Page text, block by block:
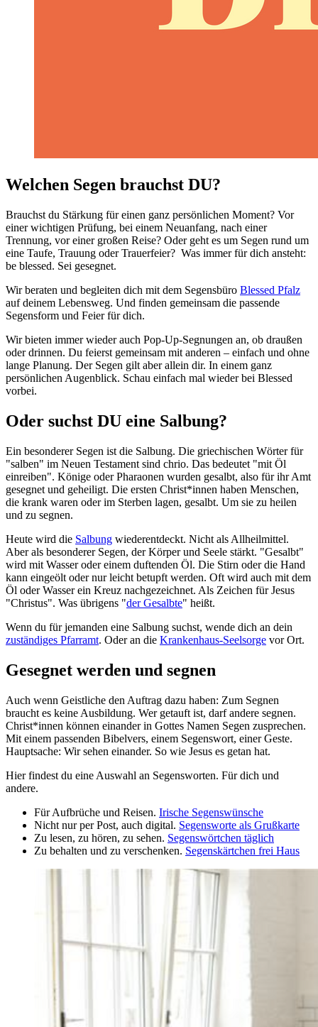
Welchen Segen brauchst DU?
Brauchst du Stärkung für einen ganz persönlichen Moment? Vor
einer wichtigen Prüfung, bei einem Neuanfang, nach einer
Trennung, vor einer großen Reise? Oder geht es um Segen rund um
eine Taufe, Trauung oder Trauerfeier? Was immer für dich ansteht:
be blessed. Sei gesegnet.
Wir beraten und begleiten dich mit dem Segensbüro Blessed Pfalz
auf deinem Lebensweg. Und finden gemeinsam die passende
Segensform und Feier für dich.
Wir bieten immer wieder auch Pop-Up-Segnungen an, ob draußen
oder drinnen. Du feierst gemeinsam mit anderen – einfach und ohne
lange Planung. Der Segen gilt aber allein dir. In einem ganz
persönlichen Augenblick. Schau einfach mal wieder bei Blessed
vorbei.
Oder suchst DU eine Salbung?
Ein besonderer Segen ist die Salbung. Die griechischen Wörter für
"salben" im Neuen Testament sind chrio. Das bedeutet "mit Öl
einreiben". Könige oder Pharaonen wurden gesalbt, also für ihr Amt
gesegnet und geheiligt. Die ersten Christ*innen haben Menschen,
die krank waren oder im Sterben lagen, gesalbt. Um sie zu heilen
und zu segnen.
Heute wird die Salbung wiederentdeckt. Nicht als Allheilmittel.
Aber als besonderer Segen, der Körper und Seele stärkt. "Gesalbt"
wird mit Wasser oder einem duftenden Öl. Die Stirn oder die Hand
kann eingeölt oder nur leicht betupft werden. Oft wird auch mit dem
Öl oder Wasser ein Kreuz nachgezeichnet. Als Zeichen für Jesus
"Christus". Was übrigens "der Gesalbte" heißt.
Wenn du für jemanden eine Salbung suchst, wende dich an dein
zuständiges Pfarramt. Oder an die Krankenhaus-Seelsorge vor Ort.
Gesegnet werden und segnen
Auch wenn Geistliche den Auftrag dazu haben: Zum Segnen
braucht es keine Ausbildung. Wer getauft ist, darf andere segnen.
Christ*innen können einander in Gottes Namen Segen zusprechen.
Mit einem passenden Bibelvers, einem Segenswort, einer Geste.
Hauptsache: Wir sehen einander. So wie Jesus es getan hat.
Hier findest du eine Auswahl an Segensworten. Für dich und
andere.
Für Aufbrüche und Reisen. Irische Segenswünsche
Nicht nur per Post, auch digital. Segensworte als Grußkarte
Zu lesen, zu hören, zu sehen. Segenswörtchen täglich
Zu behalten und zu verschenken. Segenskärtchen frei Haus